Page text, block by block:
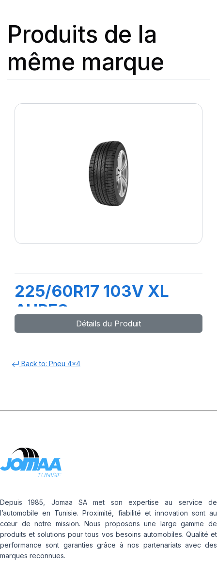
Produits de la
même marque
225/60R17 103V XL
AURES
Détails du Produit
Back to: Pneu 4x4
Depuis 1985, Jomaa SA met son expertise au service de
l’automobile en Tunisie. Proximité, fiabilité et innovation sont au
cœur de notre mission. Nous proposons une large gamme de
produits et solutions pour tous vos besoins automobiles. Qualité et
performance sont garanties grâce à nos partenariats avec des
marques reconnues.